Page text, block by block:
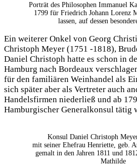
Porträt des Philosophen Immanuel
1799 für Friedrich Johann Lorenz
lassen, auf dessen
Ein weiterer Onkel von Georg
Christoph Meyer (1751 -1818),
Daniel Christoph hatte es schon in
Hamburg nach Bordeaux
für den familiären Weinhandel als
sich später aber als Vertreter auch
Handelsfirmen niederließ und ab
Hamburgischer Generalkonsul tätig
Konsul Daniel Christoph
mit seiner Ehefrau Henriette, geb.
gemalt in den Jahren 1811 und
Mathilde